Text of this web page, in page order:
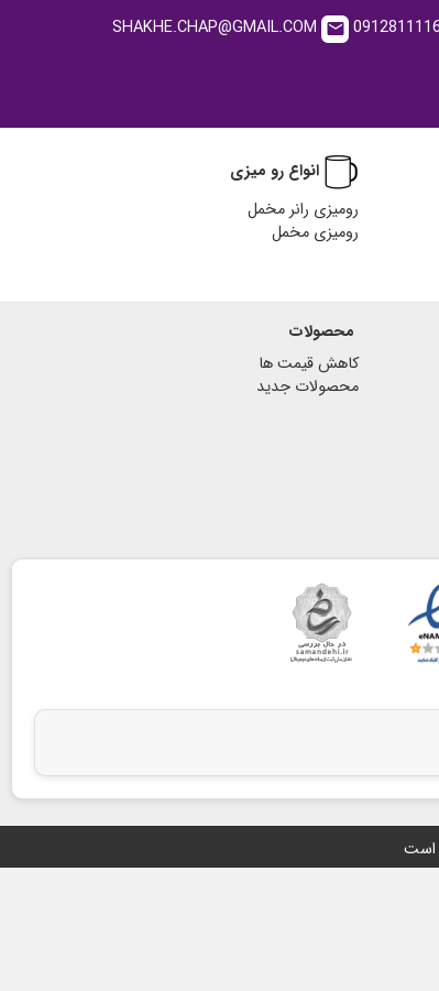
email
انواع رو میزی
رومیزی رانر مخمل
رومیزی مخمل
محصولات
کاهش قیمت ها
محصولات جدید
است